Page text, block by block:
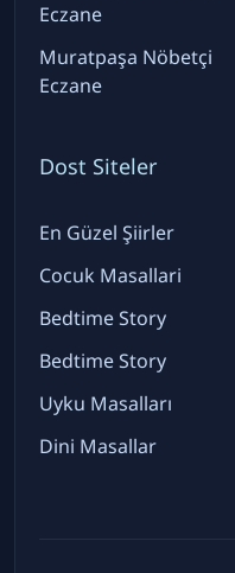
Eczane
Muratpaşa Nöbetçi
Eczane
Dost Siteler
En Güzel Şiirler
Cocuk Masallari
Bedtime Story
Bedtime Story
Uyku Masalları
Dini Masallar